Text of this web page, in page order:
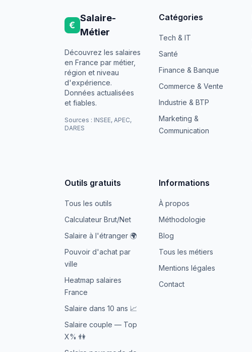
€
Salaire-
Métier
Découvrez les salaires
en France par métier,
région et niveau
d'expérience.
Données actualisées
et fiables.
Sources : INSEE, APEC,
DARES
Catégories
Tech & IT
Santé
Finance & Banque
Commerce & Vente
Industrie & BTP
Marketing &
Communication
Outils gratuits
Tous les outils
Calculateur Brut/Net
Salaire à l'étranger 🌍
Pouvoir d'achat par
ville
Heatmap salaires
France
Salaire dans 10 ans 📈
Salaire couple — Top
X% 👫
Informations
À propos
Méthodologie
Blog
Tous les métiers
Mentions légales
Contact